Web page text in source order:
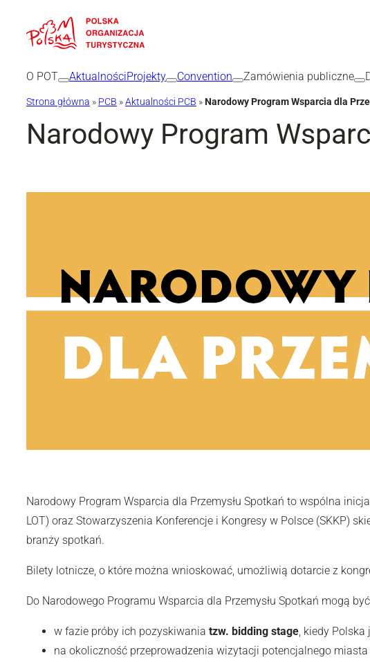
O POT AktualnościProjekty Convention Zamówienia publiczne
Strona główna » PCB »Aktualności PCB »Narodowy Program Wsparcia dla
Narodowy Program
Narodowy Program Wsparcia dla Przemysłu Spotkań to wspólna
LOT) oraz Stowarzyszenia Konferencje i Kongresy w Polsce (SKKP)
branży spotkań.
Bilety lotnicze, o które można wnioskować, umożliwią dotarcie z
Do Narodowego Programu Wsparcia dla Przemysłu Spotkań mogą
w fazie próby ich pozyskiwania tzw. bidding stage, kiedy
na okoliczność przeprowadzenia wizytacji potencjalnego